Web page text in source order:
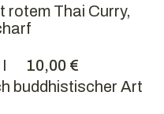
rotem Thai Curry,
I 10,00 €
buddhistischer Art